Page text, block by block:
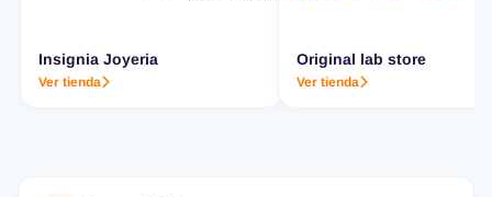
Insignia Joyeria
Ver tienda
Original lab store
Ver tienda